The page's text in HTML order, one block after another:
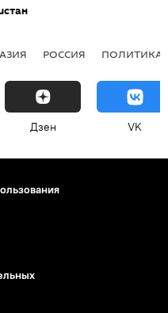
РОССИЯ ПОЛИТИКА
Дзен VK